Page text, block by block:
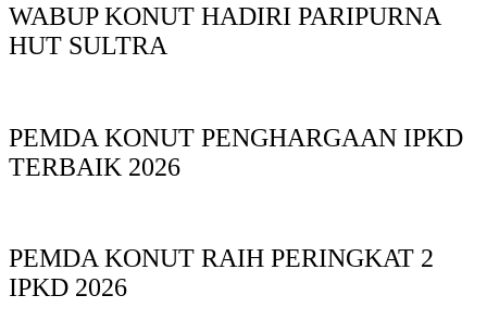
WABUP KONUT HADIRI PARIPURNA
HUT SULTRA
PEMDA KONUT PENGHARGAAN IPKD
TERBAIK 2026
PEMDA KONUT RAIH PERINGKAT 2
IPKD 2026